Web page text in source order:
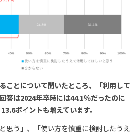
ことについて聞いたところ、「利用して
答は2024年卒時には44.1％だったのに
ポイントも増えています。
思う」、「使い方を慎重に検討したうえ